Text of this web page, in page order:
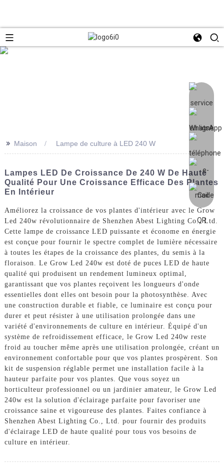
>> Maison Lampe de culture à LED 240 W
Lampes LED De Croissance De 240 W De Haute
Qualité Pour Une Croissance Efficace Des Plantes
En Intérieur
Améliorez la croissance de vos plantes d'intérieur avec le Grow
Led 240w révolutionnaire de Shenzhen Abest Lighting Co., Ltd.
Cette lampe de croissance LED puissante et économe en énergie
est conçue pour fournir le spectre complet de lumière nécessaire
à toutes les étapes de la croissance des plantes, du semis à la
floraison. Le Grow Led 240w est doté de puces LED de haute
qualité qui produisent un rendement lumineux optimal,
garantissant que vos plantes reçoivent les longueurs d'onde
essentielles dont elles ont besoin pour la photosynthèse. Avec
une construction durable et fiable, ce luminaire est conçu pour
durer et peut résister à une utilisation prolongée dans une
variété d'environnements de culture en intérieur. Équipé d'un
système de refroidissement efficace, le Grow Led 240w reste
froid au toucher même après une utilisation prolongée, créant un
environnement confortable pour que vos plantes prospèrent. Son
kit de suspension réglable permet une installation facile à la
hauteur parfaite pour vos plantes. Que vous soyez un
horticulteur professionnel ou un jardinier amateur, le Grow Led
240w est la solution d'éclairage parfaite pour favoriser une
croissance saine et vigoureuse des plantes. Faites confiance à
Shenzhen Abest Lighting Co., Ltd. pour fournir des produits
d'éclairage LED de haute qualité pour tous vos besoins de
culture en intérieur.